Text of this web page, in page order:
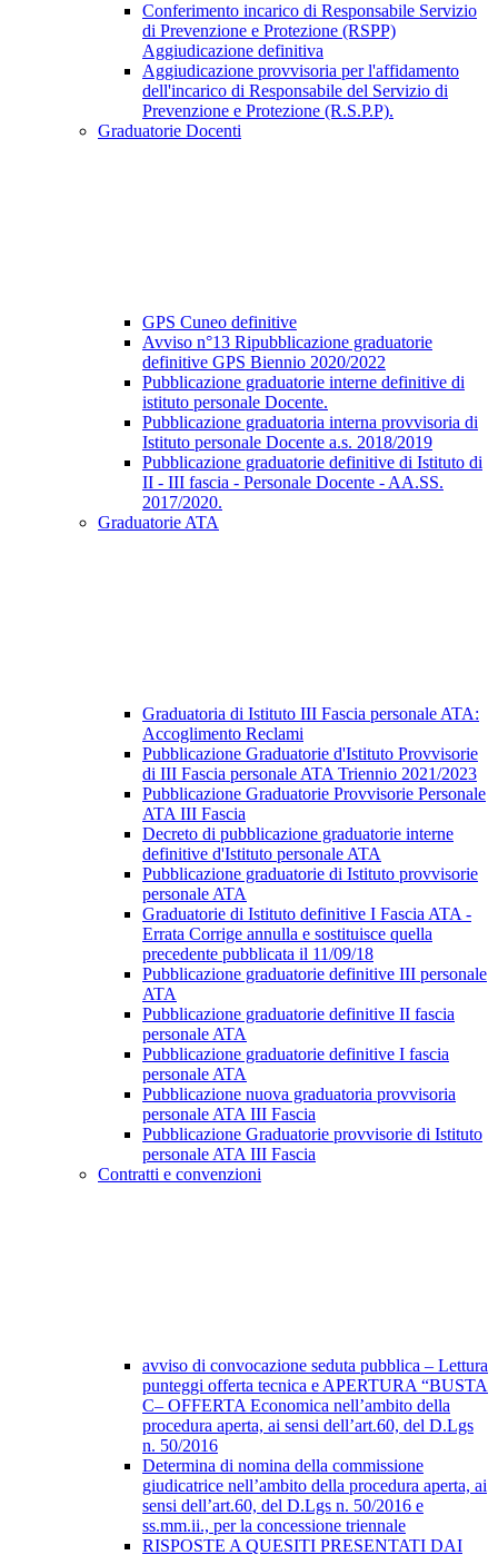
Conferimento incarico di Responsabile Servizio
di Prevenzione e Protezione (RSPP)
Aggiudicazione definitiva
Aggiudicazione provvisoria per l'affidamento
dell'incarico di Responsabile del Servizio di
Prevenzione e Protezione (R.S.P.P).
Graduatorie Docenti
GPS Cuneo definitive
Avviso n°13 Ripubblicazione graduatorie
definitive GPS Biennio 2020/2022
Pubblicazione graduatorie interne definitive di
istituto personale Docente.
Pubblicazione graduatoria interna provvisoria di
Istituto personale Docente a.s. 2018/2019
Pubblicazione graduatorie definitive di Istituto di
II - III fascia - Personale Docente - AA.SS.
2017/2020.
Graduatorie ATA
Graduatoria di Istituto III Fascia personale ATA:
Accoglimento Reclami
Pubblicazione Graduatorie d'Istituto Provvisorie
di III Fascia personale ATA Triennio 2021/2023
Pubblicazione Graduatorie Provvisorie Personale
ATA III Fascia
Decreto di pubblicazione graduatorie interne
definitive d'Istituto personale ATA
Pubblicazione graduatorie di Istituto provvisorie
personale ATA
Graduatorie di Istituto definitive I Fascia ATA -
Errata Corrige annulla e sostituisce quella
precedente pubblicata il 11/09/18
Pubblicazione graduatorie definitive III personale
ATA
Pubblicazione graduatorie definitive II fascia
personale ATA
Pubblicazione graduatorie definitive I fascia
personale ATA
Pubblicazione nuova graduatoria provvisoria
personale ATA III Fascia
Pubblicazione Graduatorie provvisorie di Istituto
personale ATA III Fascia
Contratti e convenzioni
avviso di convocazione seduta pubblica – Lettura
punteggi offerta tecnica e APERTURA “BUSTA
C– OFFERTA Economica nell’ambito della
procedura aperta, ai sensi dell’art.60, del D.Lgs
n. 50/2016
Determina di nomina della commissione
giudicatrice nell’ambito della procedura aperta, ai
sensi dell’art.60, del D.Lgs n. 50/2016 e
ss.mm.ii., per la concessione triennale
RISPOSTE A QUESITI PRESENTATI DAI